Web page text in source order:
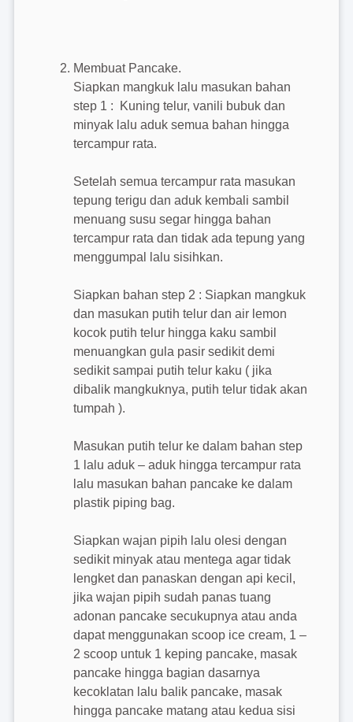
Membuat Pancake.
Siapkan mangkuk lalu masukan bahan
step 1 : Kuning telur, vanili bubuk dan
minyak lalu aduk semua bahan hingga
tercampur rata.
Setelah semua tercampur rata masukan
tepung terigu dan aduk kembali sambil
menuang susu segar hingga bahan
tercampur rata dan tidak ada tepung yang
menggumpal lalu sisihkan.
Siapkan bahan step 2 : Siapkan mangkuk
dan masukan putih telur dan air lemon
kocok putih telur hingga kaku sambil
menuangkan gula pasir sedikit demi
sedikit sampai putih telur kaku ( jika
dibalik mangkuknya, putih telur tidak akan
tumpah ).
Masukan putih telur ke dalam bahan step
1 lalu aduk – aduk hingga tercampur rata
lalu masukan bahan pancake ke dalam
plastik piping bag.
Siapkan wajan pipih lalu olesi dengan
sedikit minyak atau mentega agar tidak
lengket dan panaskan dengan api kecil,
jika wajan pipih sudah panas tuang
adonan pancake secukupnya atau anda
dapat menggunakan scoop ice cream, 1 –
2 scoop untuk 1 keping pancake, masak
pancake hingga bagian dasarnya
kecoklatan lalu balik pancake, masak
hingga pancake matang atau kedua sisi